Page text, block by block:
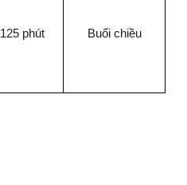
125 phút Buổi chiều